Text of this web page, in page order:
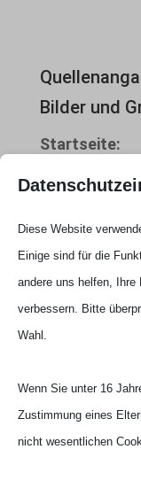
Bilder und
Startseite:
Fotolia.com
© Gina
© poco_bw
Fotolia.com
© Robert
Fotolia.com
© Robert
Fotolia.com
Diese Website
Einige sind für die
andere uns helfen, Ihre
verbessern. Bitte
Wahl.
Wenn Sie unter 16
Zustimmung eines
nicht wesentlichen